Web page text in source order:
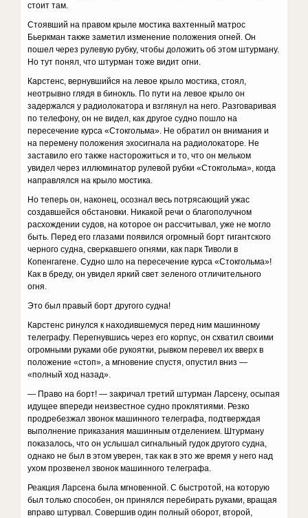
стоит там.
Стоявший на правом крыле мостика вахтенный матрос
Бьеркман также заметил изменение положения огней. Он
пошел через рулевую рубку, чтобы доложить об этом штурману.
Но тут понял, что штурман тоже видит огни.
Карстенс, вернувшийся на левое крыло мостика, стоял,
неотрывно глядя в бинокль. По пути на левое крыло он
задержался у радиолокатора и взглянул на него. Разговаривая
по телефону, он не видел, как другое судно пошло на
пересечение курса «Стокгольма». Не обратил он внимания и
на перемену положения эхосигнала на радиолокаторе. Не
заставило его также насторожиться и то, что он мельком
увидел через иллюминатор рулевой рубки «Стокгольма», когда
направлялся на крыло мостика.
Но теперь он, наконец, осознал весь потрясающий ужас
создавшейся обстановки. Никакой речи о благополучном
расхождении судов, на которое он рассчитывал, уже не могло
быть. Перед его глазами появился огромный борт гигантского
черного судна, сверкавшего огнями, как парк Тиволи в
Копенгагене. Судно шло на пересечение курса «Стокгольма»!
Как в бреду, он увидел яркий свет зеленого отличительного
огня.
Это был правый борт другого судна!
Карстенс ринулся к находившемуся перед ним машинному
телеграфу. Перегнувшись через его корпус, он схватил своими
огромными руками обе рукоятки, рывком перевел их вверх в
положение «стоп», а мгновение спустя, опустил вниз —
«полный ход назад».
— Право на борт! — закричал третий штурман Ларсену, осыпая
идущее впереди неизвестное судно проклятиями. Резко
продребезжал звонок машинного телеграфа, подтверждая
выполнение приказания машинным отделением. Штурману
показалось, что он услышал сигнальный гудок другого судна,
однако не был в этом уверен, так как в это же время у него над
ухом прозвенел звонок машинного телеграфа.
Реакция Ларсена была мгновенной. С быстротой, на которую
был только способен, он принялся перебирать руками, вращая
вправо штурвал. Совершив один полный оборот, второй,